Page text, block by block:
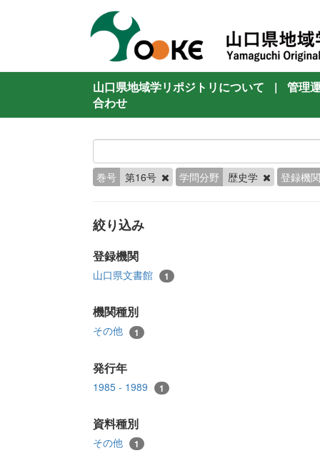
山口県地域学リポジトリについて |
管理
合わせ
巻号 第16号 学問分野 歴史学 登録機関
絞り込み
登録機関
山口県文書館 1
機関種別
その他 1
発行年
1985 - 1989 1
資料種別
その他 1